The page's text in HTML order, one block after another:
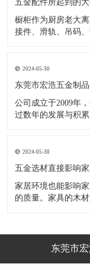
橱柜作为厨房老大
接件、滑轨、吊码
调节脚，橱柜就像
柜五金件好
2024-05-30
东莞市宏浩五金制
公司成立于2009年
过数年的发展与积
的改造创新，设计
的新
2024-05-30
五金选材直接影响
家居环境也能影响
的质量。家具的木
金、铝合金等。不
理、焊接、机械加
东莞市